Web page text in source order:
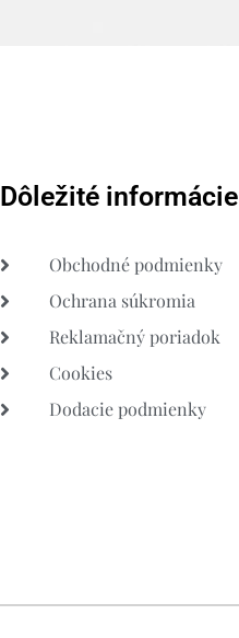
Dôležité informácie
Obchodné podmienky
Ochrana súkromia
Reklamačný poriadok
Cookies
Dodacie podmienky